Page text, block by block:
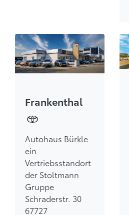
Frankenthal
Autohaus Bürkle
ein
Vertriebsstandort
der Stoltmann
Gruppe
Schraderstr. 30
67727